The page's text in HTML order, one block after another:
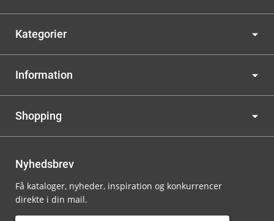
Kategorier
Information
Shopping
Nyhedsbrev
Få kataloger, nyheder, inspiration og konkurrencer
direkte i din mail.